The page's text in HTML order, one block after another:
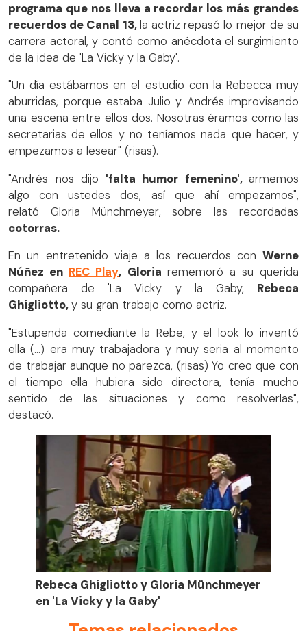
programa que nos lleva a recordar los más grandes
recuerdos de Canal 13,la actriz repasó lo mejor de su
carrera actoral, y contó como anécdota el surgimiento
de la idea de 'La Vicky y la Gaby'.
"Un día estábamos en el estudio con la Rebecca muy
aburridas, porque estaba Julio y Andrés improvisando
una escena entre ellos dos. Nosotras éramos como las
secretarias de ellos y no teníamos nada que hacer, y
empezamos a lesear" (risas).
"Andrés nos dijo 'falta humor femenino', armemos
algo con ustedes dos, así que ahí empezamos",
relató Gloria Münchmeyer, sobre las recordadas
cotorras.
En un entretenido viaje a los recuerdos con Werne
Núñez en REC Play, Gloria rememoró a su querida
compañera de 'La Vicky y la Gaby, Rebeca
Ghigliotto,y su gran trabajo como actriz.
"Estupenda comediante la Rebe, y el look lo inventó
ella (...) era muy trabajadora y muy seria al momento
de trabajar aunque no parezca, (risas) Yo creo que con
el tiempo ella hubiera sido directora, tenía mucho
sentido de las situaciones y como resolverlas",
destacó.
Rebeca Ghigliotto y Gloria Münchmeyer
en 'La Vicky y la Gaby'